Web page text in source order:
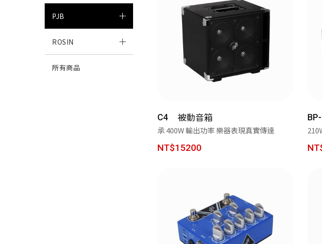
續航高達 94H！W830NB 無
EDIFIER QD35全
Neobuds Pro 3 旗艦藍牙抗噪耳機ｘ空
W260NC｜皮革質感Ｘ
將感動的想法化成獨特的產品 搭載
讓好聲音走入生活 ── R33BT
PJB
ROSIN
所有商品
C4 被動音箱
承 400W 輸出功率 樂器表現真實傳達
NT$15200